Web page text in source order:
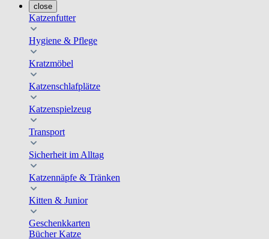
close
Katzenfutter
Hygiene & Pflege
Kratzmöbel
Katzenschlafplätze
Katzenspielzeug
Transport
Sicherheit im Alltag
Katzennäpfe & Tränken
Kitten & Junior
Geschenkkarten
Bücher Katze